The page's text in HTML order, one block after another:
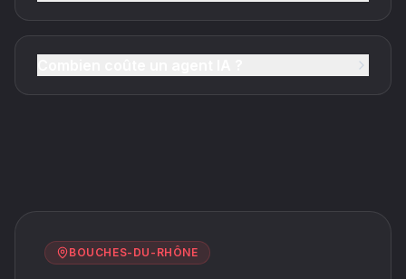
BOUCHES-DU-RHÔNE